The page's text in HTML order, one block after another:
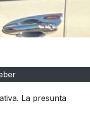
La presunta